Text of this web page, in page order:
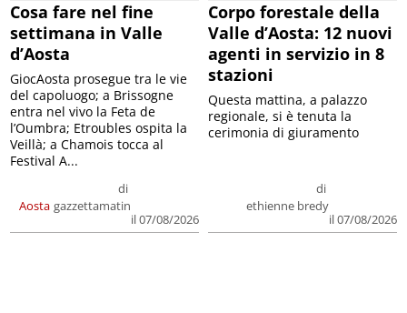
Cosa fare nel fine
settimana in Valle
d’Aosta
Aosta
di
gazzettamatin
il 07/08/2026
GiocAosta prosegue tra le vie
del capoluogo; a Brissogne
entra nel vivo la Feta de
l’Oumbra; Etroubles ospita la
Veillà; a Chamois tocca al
Festival A...
Corpo forestale della
Valle d’Aosta: 12 nuovi
agenti in servizio in 8
stazioni
di
ethienne bredy
il 07/08/2026
Questa mattina, a palazzo
regionale, si è tenuta la
cerimonia di giuramento